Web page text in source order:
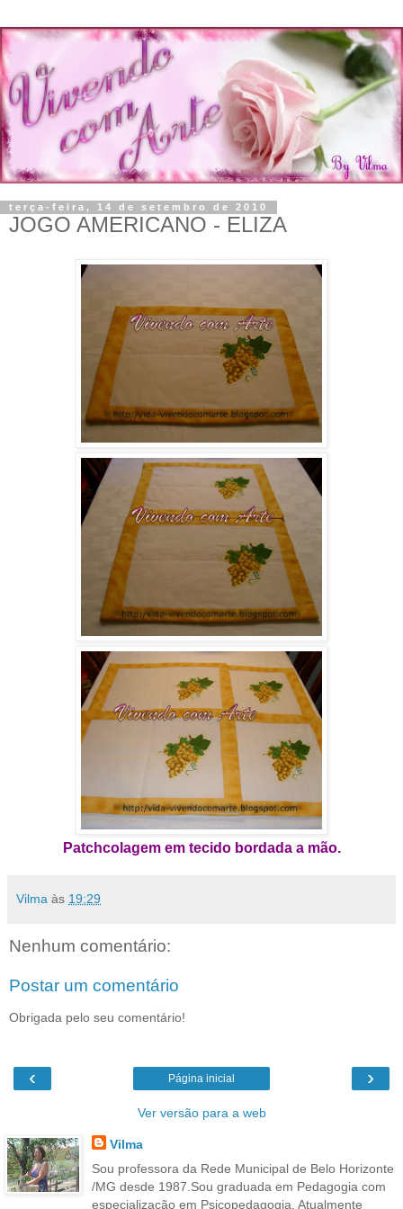
terça-feira, 14 de setembro de 2010
JOGO AMERICANO - ELIZA
Patchcolagem em tecido bordada a mão.
Vilma às 19:29
Nenhum comentário:
Postar um comentário
Obrigada pelo seu comentário!
‹ ›
Página inicial
Ver versão para a web
Vilma
Sou professora da Rede Municipal de Belo Horizonte
/MG desde 1987.Sou graduada em Pedagogia com
especialização em Psicopedagogia. Atualmente